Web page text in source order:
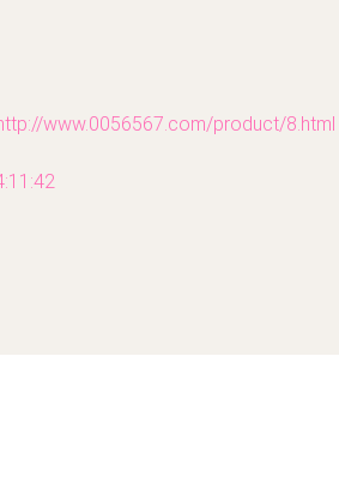
www.0056567.com/product/8.html